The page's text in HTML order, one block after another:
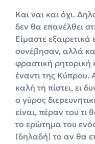
Και ναι και όχι.
δεν θα επανέλθει
Είμαστε
συνέβησαν, αλλά
φραστική ρητορική
έναντι της
καλή τη πίστει, ει
ο γύρος
είναι, πέραν του τι
το ερώτημα του
(δηλαδή) το αν θα